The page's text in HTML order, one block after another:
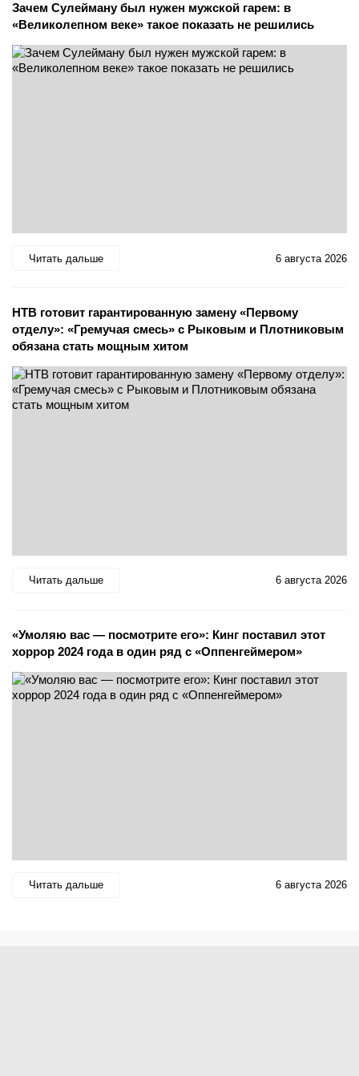
Зачем Сулейману был нужен мужской гарем: в
«Великолепном веке» такое показать не решились
Читать дальше 6 августа 2026
НТВ готовит гарантированную замену «Первому
отделу»: «Гремучая смесь» с Рыковым и Плотниковым
обязана стать мощным хитом
Читать дальше 6 августа 2026
«Умоляю вас — посмотрите его»: Кинг поставил этот
хоррор 2024 года в один ряд с «Оппенгеймером»
Читать дальше 6 августа 2026